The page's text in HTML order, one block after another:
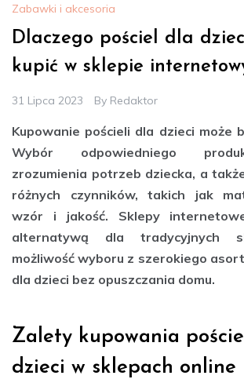
Zabawki i akcesoria
Dlaczego pościel dla
kupić w sklepie
31 Lipca 2023 By Redaktor
Kupowanie pościeli dla dzieci może
Wybór odpowiedniego
zrozumienia potrzeb dziecka, a
różnych czynników, takich jak
wzór i jakość. Sklepy
alternatywą dla tradycyjnych
możliwość wyboru z szerokiego
dla dzieci bez opuszczania domu.
Zalety kupowania
dzieci w sklepach online